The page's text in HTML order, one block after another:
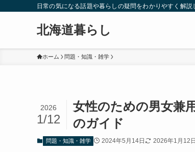
日常の気になる話題や暮らしの疑問をわかりやすく解説
北海道暮らし
ホーム 問題・知識・雑学
女性のための男女兼
のガイド
2026
1/12
問題・知識・雑学 2024年5月14日 2026年1月12日